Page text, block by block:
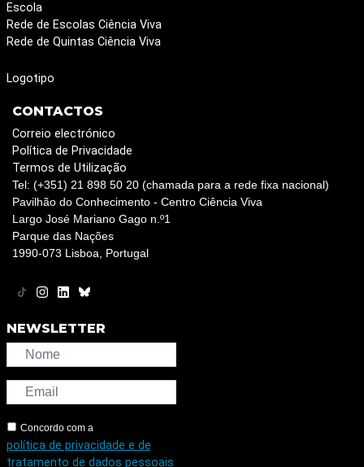
Escola
Rede de Escolas Ciência Viva
Rede de Quintas Ciência Viva
Logotipo
CONTACTOS
Correio electrónico
Política de Privacidade
Termos de Utilização
Tel: (+351) 21 898 50 20 (chamada para a rede fixa nacional)
Pavilhão do Conhecimento - Centro Ciência Viva
Largo José Mariano Gago n.º1
Parque das Nações
1990-073 Lisboa, Portugal
NEWSLETTER
Concordo com a
política de privacidade e de
tratamento de dados pessoais